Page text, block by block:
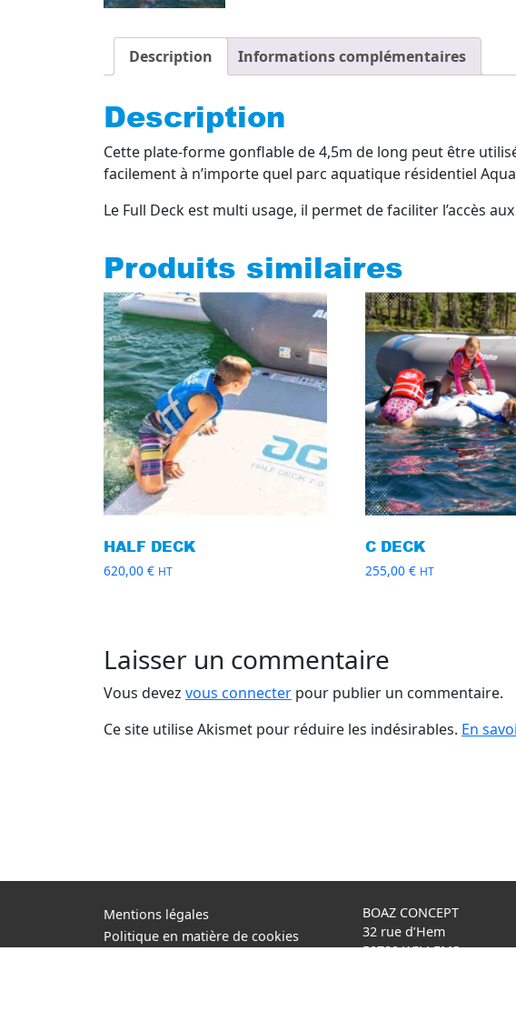
Description Informations complémentaires
Description
Cette plate-forme gonflable de 4,5m de long peut être
facilement à n’importe quel parc aquatique résidentiel
Le Full Deck est multi usage, il permet de faciliter l’accès
Produits similaires
HALF DECK
620,00 € HT
C DECK
255,00€ HT
Laisser un commentaire
Vous devez vous connecter pour publier un commentaire.
Ce site utilise Akismet pour réduire les indésirables. En
Mentions légales
Politique en matière de cookies
BOAZ CONCEPT
32 rue d’Hem
59780 WILLEMS